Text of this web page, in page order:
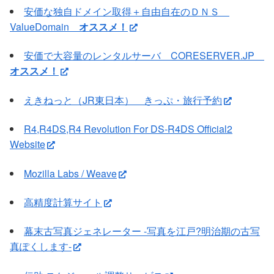
安価な独自ドメイン取得＋自由自在のＤＮＳ
ValueDomain オススメ！
安価で大容量のレンタルサーバ CORESERVER.JP
オススメ！
えきねっと（JR東日本） きっぷ・旅行予約
R4,R4DS,R4 Revolution For DS-R4DS Official2
Website
Mozilla Labs / Weave
高精度計算サイト
幕末古写真ジェネレーター -写真を江戸?明治期の古写
真ぽくします-